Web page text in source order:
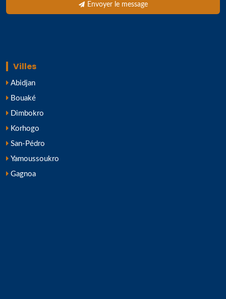
Envoyer le message
Villes
Abidjan
Bouaké
Dimbokro
Korhogo
San-Pédro
Yamoussoukro
Gagnoa